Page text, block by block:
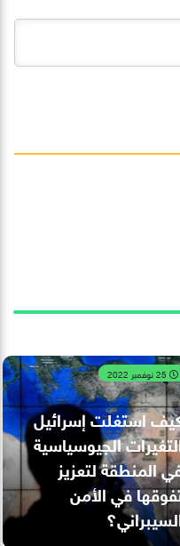
استغلت إسرائيل
الجيوسياسية
المنطقة لتعزيز
في الأمن